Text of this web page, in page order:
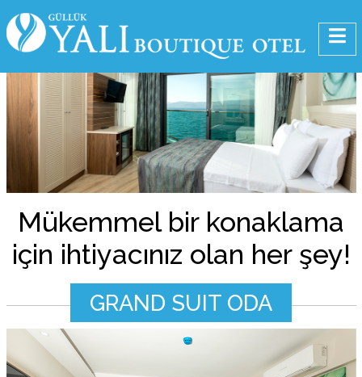
Mükemmel bir konaklama
için ihtiyacınız olan her şey!
GRAND SUIT ODA